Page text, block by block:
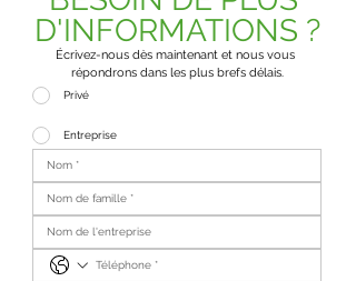
D'INFORMATIONS ?
Écrivez-nous dès maintenant et nous vous
répondrons dans les plus brefs délais.
Privé
Entreprise